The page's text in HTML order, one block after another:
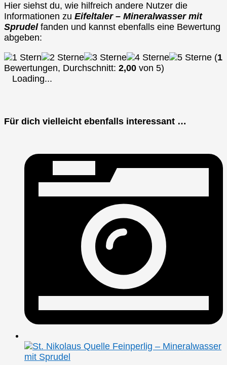
Hier siehst du, wie hilfreich andere Nutzer die
Informationen zu Eifeltaler – Mineralwasser mit
Sprudelfanden und kannst ebenfalls eine Bewertung
abgeben:
(1
Bewertungen, Durchschnitt: 2,00 von 5)
Loading...
Für dich vielleicht ebenfalls interessant …